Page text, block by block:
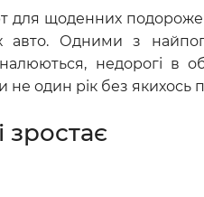
для щоденних
авто. Одними з
недорогі в
не один рік без якихось
зростає